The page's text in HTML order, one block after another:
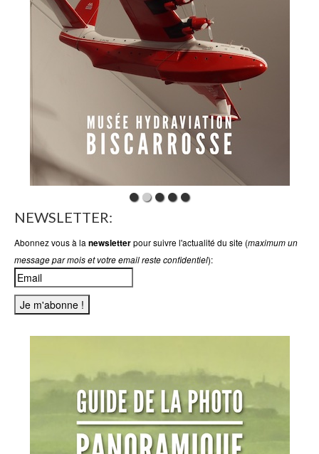
NEWSLETTER:
Abonnez vous à la newsletterpour suivre l'actualité du site (maximum un
message par mois et votre email reste confidentiel):